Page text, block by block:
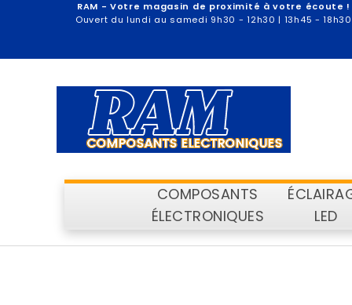
RAM - Votre magasin de proximité à votre écoute !
Ouvert du lundi au samedi 9h30 - 12h30 | 13h45 - 18h30
COMPOSANTS
ÉLECTRONIQUES
LED